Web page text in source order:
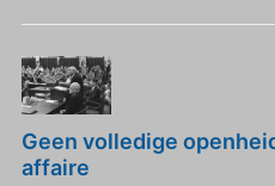
Geen volledige
affaire